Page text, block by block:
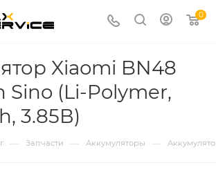
0
Xiaomi BN48
Sino (Li-Polymer,
3.85В)
— Запчасти — Аккумуляторы —